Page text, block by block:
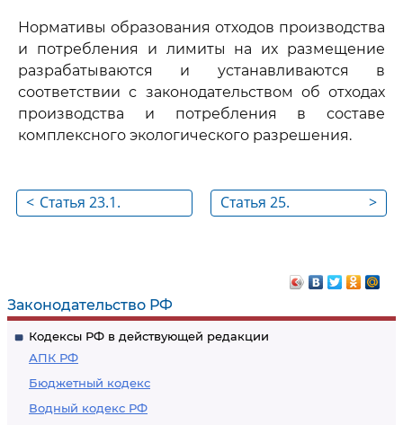
Законодательство РФ
Кодексы РФ в действующей редакции
АПК РФ
Бюджетный кодекс
Водный кодекс РФ
Нормативы образования отходов производства
и потребления и лимиты на их размещение
разрабатываются и устанавливаются в
соответствии с законодательством об отходах
производства и потребления в составе
комплексного экологического разрешения.
< Статья 23.1.
сбросы
>
Статья 25.
физических
воздействий на
окружающую среду